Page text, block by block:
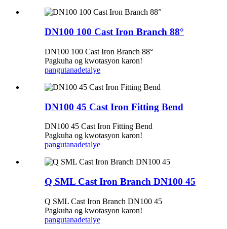
DN100 100 Cast Iron Branch 88°
DN100 100 Cast Iron Branch 88°
Pagkuha og kwotasyon karon!
pangutanadetalye
DN100 45 Cast Iron Fitting Bend
DN100 45 Cast Iron Fitting Bend
Pagkuha og kwotasyon karon!
pangutanadetalye
Q SML Cast Iron Branch DN100 45
Q SML Cast Iron Branch DN100 45
Pagkuha og kwotasyon karon!
pangutanadetalye